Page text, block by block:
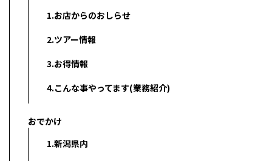
1.お店からのおしらせ
2.ツアー情報
3.お得情報
4.こんな事やってます(業務紹介)
おでかけ
1.新潟県内